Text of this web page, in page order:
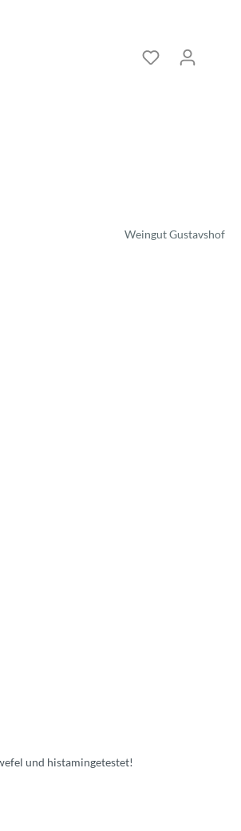
Weingut Gustavshof
und histamingetestet!